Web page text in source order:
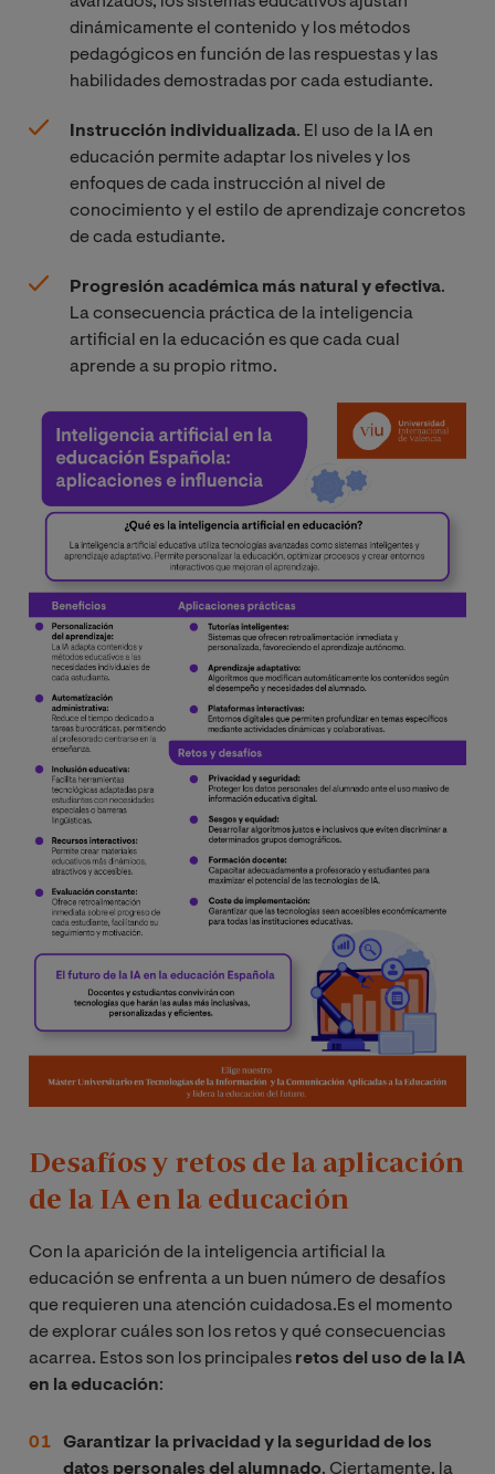
dinámicamente el contenido y los métodos
pedagógicos en función de las respuestas y las
habilidades demostradas por cada estudiante.
Instrucción individualizada. El uso de la IA en
educación permite adaptar los niveles y los
enfoques de cada instrucción al nivel de
conocimiento y el estilo de aprendizaje concretos
de cada estudiante.
Progresión académica más natural y efectiva.
La consecuencia práctica de la inteligencia
artificial en la educación es que cada cual
aprende a su propio ritmo.
Imagen
Desafíos y retos de la aplicación
de la IA en la educación
Con la aparición de la inteligencia artificial la
educación se enfrenta a un buen número de desafíos
que requieren una atención cuidadosa.Es el momento
de explorar cuáles son los retos y qué consecuencias
acarrea. Estos son los principales retos del uso de la IA
en la educación:
Garantizar la privacidad y la seguridad de los
datos personales del alumnado. Ciertamente, la